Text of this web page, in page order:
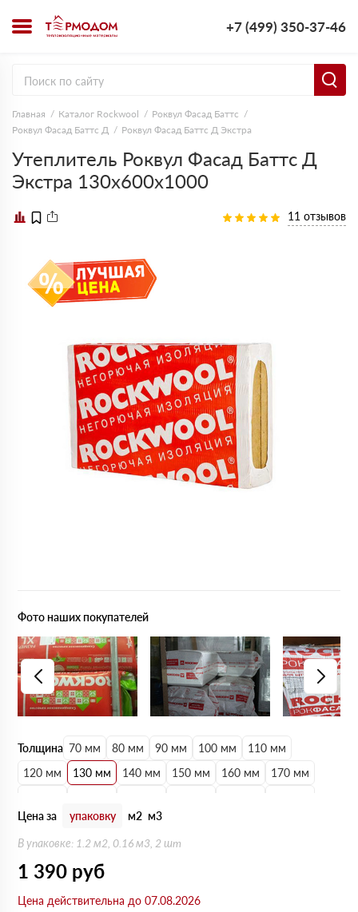
+7 (499) 350-37-46
Главная Каталог Rockwool
Роквул Фасад Баттс
Роквул Фасад Баттс Д
Роквул Фасад Баттс Д Экстра
Утеплитель Роквул Фасад Баттс Д
Экстра 130х600х1000
11 отзывов
Толщина 70 мм 80 мм 90 мм 100 мм
110 мм
120 мм
130 мм 140 мм 150 мм 160 мм
170 мм
240 мм
250 мм
Цена за упаковку м2 м3
В упаковке: 1.2 м2, 0.16 м3, 2 шт
1 390 руб
Цена действительна до 07.08.2026
Фото наших покупателей